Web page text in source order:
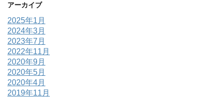
アーカイブ
2025年1月
2024年3月
2023年7月
2022年11月
2020年9月
2020年5月
2020年4月
2019年11月